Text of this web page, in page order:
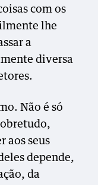
com os
lhe
a
diversa
Não é só
aos seus
depende,
da